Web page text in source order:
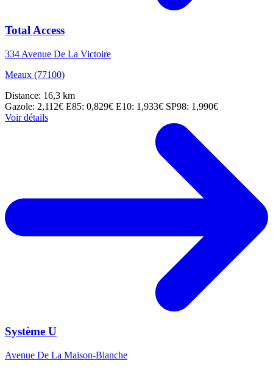
Total Access
334 Avenue De La Victoire
Meaux (77100)
Distance: 16,3 km
Gazole: 2,112€ E85: 0,829€ E10: 1,933€ SP98: 1,990€
Voir détails
Système U
Avenue De La Maison-Blanche